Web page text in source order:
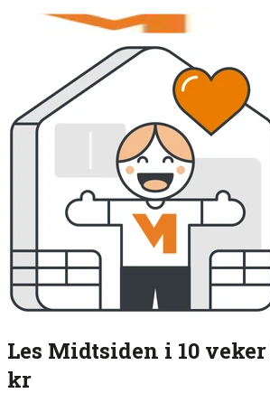
Les Midtsiden i 10
kr